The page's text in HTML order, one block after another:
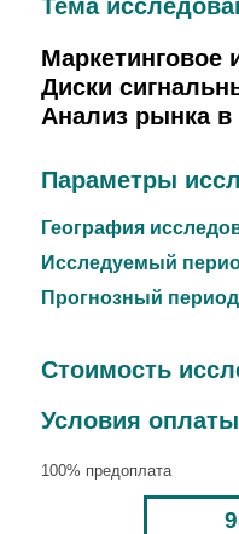
Тема
Маркетинговое
Диски
Анализ рынка в
Параметры
География
Исследуемый
Прогнозный
Стоимость
Условия
100% предоплата